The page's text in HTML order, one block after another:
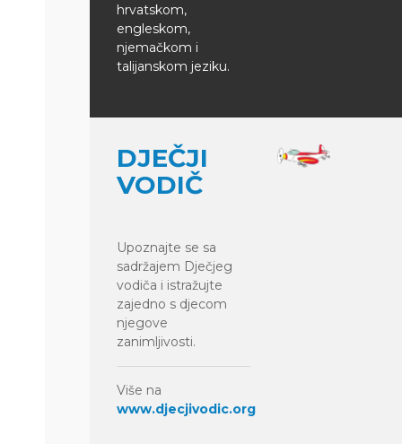
hrvatskom,
engleskom,
njemačkom i
talijanskom jeziku.
DJEČJI
VODIČ
Upoznajte se sa
sadržajem Dječjeg
vodiča i istražujte
zajedno s djecom
njegove
zanimljivosti.
Više na
www.djecjivodic.org